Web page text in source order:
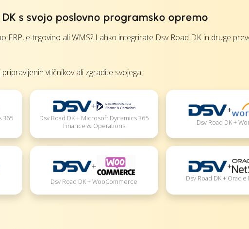
s svojo poslovno programsko opremo
ERP, e-trgovino ali WMS? Lahko integrirate Dsv Road DK in druge
vtičnikov ali zgradite svojega:
365
+
Dsv Road DK + Microsoft Dynamics 365
Finance & Operations
+
Dsv Road DK +
+
Dsv Road DK + WooCommerce
+
Dsv Road DK +